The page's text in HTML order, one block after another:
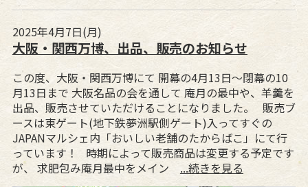
2025年4月7日(月)
大阪・関西万博、出品、販売のお知らせ
この度、大阪・関西万博にて 開幕の4月13日～閉幕の10
月13日まで 大阪名品の会を通して 庵月の最中や、羊羹を
出品、販売させていただけることになりました。 販売ブ
ースは東ゲート(地下鉄夢洲駅側ゲート)入ってすぐの
JAPANマルシェ内「おいしい老舗のたからばこ」にて行
っています！ 時期によって販売商品は変更する予定です
が、 求肥包み庵月最中をメイン ...続きを見る